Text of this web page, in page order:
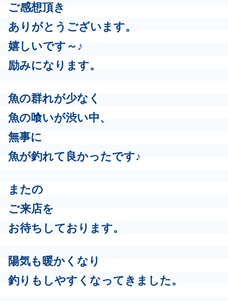
ご感想頂き
ありがとうございます。
嬉しいです～♪
励みになります。
魚の群れが少なく
魚の喰いが渋い中、
無事に
魚が釣れて良かったです♪
またの
ご来店を
お待ちしております。
陽気も暖かくなり
釣りもしやすくなってきました。